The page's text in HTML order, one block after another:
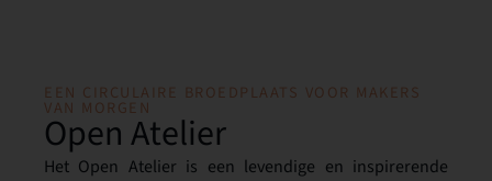
EEN CIRCULAIRE BROEDPLAATS VOOR MAKERS
VAN MORGEN
Open Atelier
Het Open Atelier is een levendige en inspirerende